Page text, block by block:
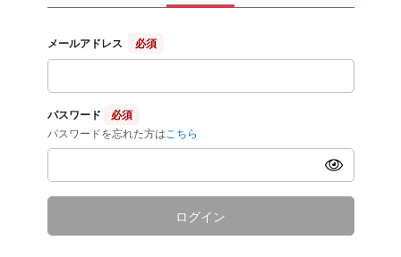
メールアドレス 必須
パスワード
必須
パスワードを忘れた方は こちら
ログイン